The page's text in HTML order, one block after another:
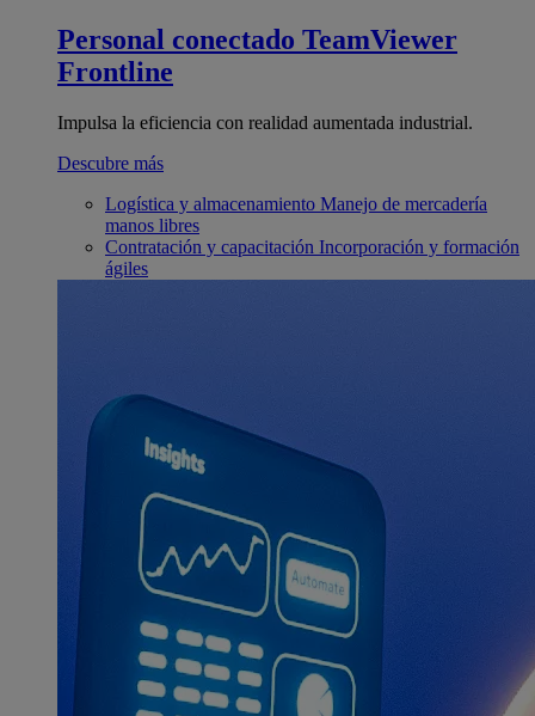
Personal conectado TeamViewer
Frontline
Impulsa la eficiencia con realidad aumentada industrial.
Descubre más
Logística y almacenamiento Manejo de mercadería
manos libres
Contratación y capacitación Incorporación y formación
ágiles